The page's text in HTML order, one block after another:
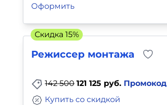
Оформить
Режиссер монтажа
142 500 121 125 руб. Промокод
Купить со скидкой
Скидка 15%